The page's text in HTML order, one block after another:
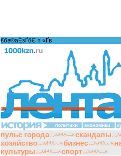
€бв®аЁзҐбЄ п «Ґ­в
политики экономики
пульс города скандалы
хозяйство
бизнес
культуры
спорт